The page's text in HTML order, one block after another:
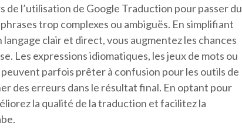
l’utilisation de Google Traduction pour passer du
trop complexes ou ambiguës. En simplifiant
clair et direct, vous augmentez les chances
Les expressions idiomatiques, les jeux de mots ou
parfois prêter à confusion pour les outils de
des erreurs dans le résultat final. En optant pour
la qualité de la traduction et facilitez la